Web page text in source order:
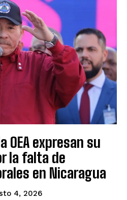
OEA expresan su
la falta de
en Nicaragua
4, 2026